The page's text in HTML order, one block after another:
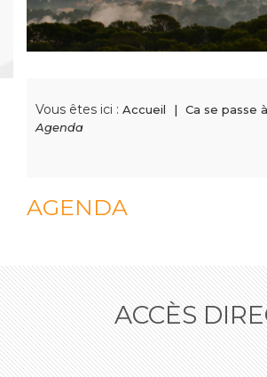
Vous êtes ici : Accueil
Ca se passe
Agenda
AGENDA
ACCÈS